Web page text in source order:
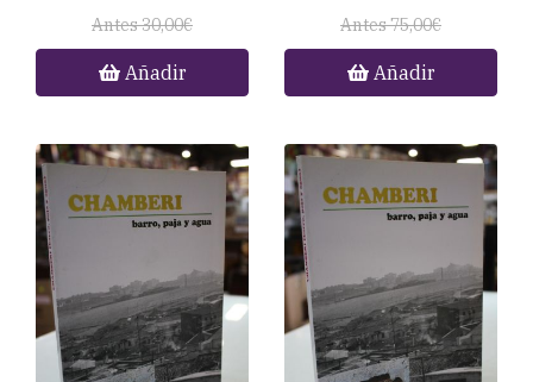
Antes 30,00€
Añadir
Antes 75,00€
Añadir